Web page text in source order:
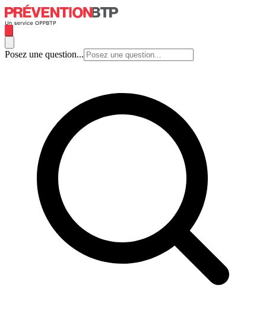
Posez une question...